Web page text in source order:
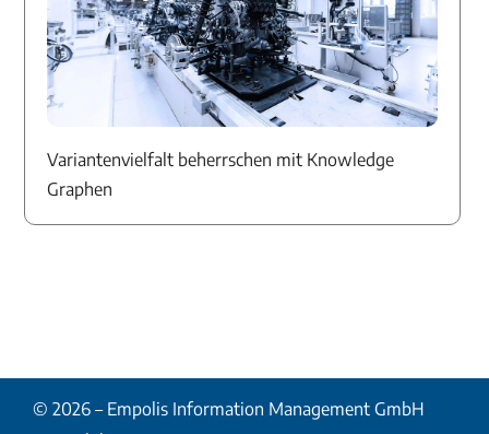
Variantenvielfalt beherrschen mit Knowledge
Graphen
© 2026 – Empolis Information Management GmbH